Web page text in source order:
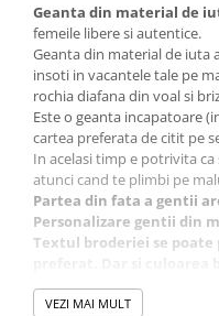
Geanta din material de
femeile libere si autentice.
Geanta din material de iuta
insoti in vacantele tale pe
rochia diafana din voal si
Este o geanta incapatoare
cartea preferata de citit pe
In acelasi timp e potrivita
atunci cand te plimbi pe
Partea din fata a gentii
Personalizare gentii din
Textul broderiei se poate
cea mai buna calitate,
VEZI MAI MULT